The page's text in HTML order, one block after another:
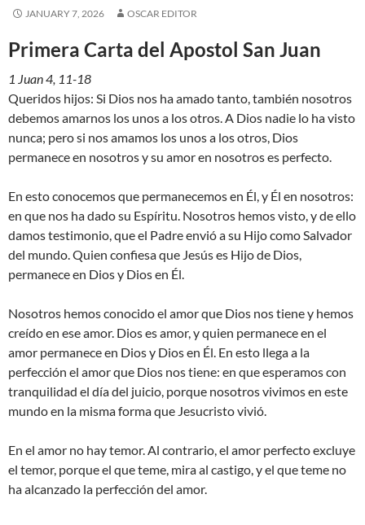
JANUARY 7, 2026 OSCAR EDITOR
Primera Carta del Apostol San Juan
1 Juan 4, 11-18
Queridos hijos: Si Dios nos ha amado tanto, también nosotros
debemos amarnos los unos a los otros. A Dios nadie lo ha visto
nunca; pero si nos amamos los unos a los otros, Dios
permanece en nosotros y su amor en nosotros es perfecto.
En esto conocemos que permanecemos en Él, y Él en nosotros:
en que nos ha dado su Espíritu. Nosotros hemos visto, y de ello
damos testimonio, que el Padre envió a su Hijo como Salvador
del mundo. Quien confiesa que Jesús es Hijo de Dios,
permanece en Dios y Dios en Él.
Nosotros hemos conocido el amor que Dios nos tiene y hemos
creído en ese amor. Dios es amor, y quien permanece en el
amor permanece en Dios y Dios en Él. En esto llega a la
perfección el amor que Dios nos tiene: en que esperamos con
tranquilidad el día del juicio, porque nosotros vivimos en este
mundo en la misma forma que Jesucristo vivió.
En el amor no hay temor. Al contrario, el amor perfecto excluye
el temor, porque el que teme, mira al castigo, y el que teme no
ha alcanzado la perfección del amor.